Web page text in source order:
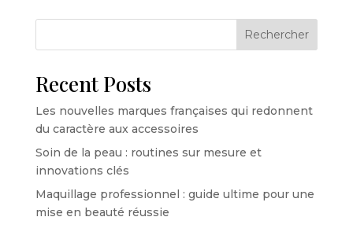
Rechercher
Recent Posts
Les nouvelles marques françaises qui redonnent
du caractère aux accessoires
Soin de la peau : routines sur mesure et
innovations clés
Maquillage professionnel : guide ultime pour une
mise en beauté réussie